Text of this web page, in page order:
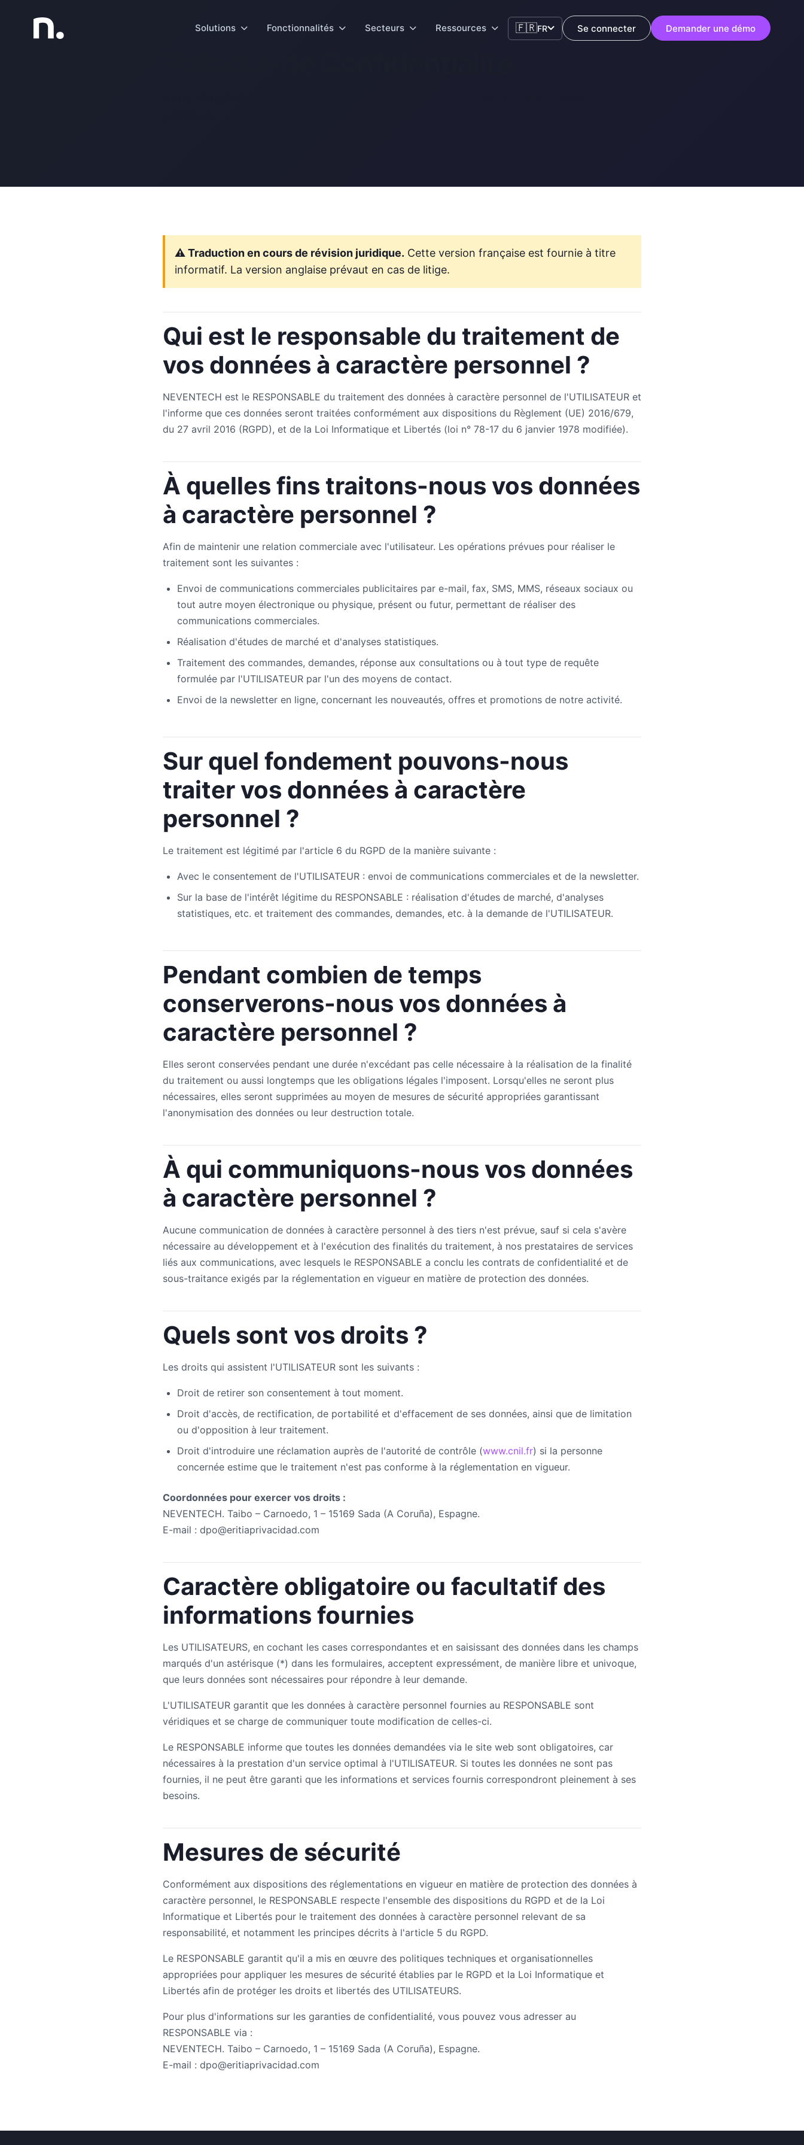
Solutions Fonctionnalités Secteurs Ressources 🇫🇷FR Se connecter Demander une démo
⚠️ Traduction en cours de révision juridique. Cette version française est fournie à titre
informatif. La version anglaise prévaut en cas de litige.
Qui est le responsable du traitement de
vos données à caractère personnel ?
NEVENTECH est le RESPONSABLE du traitement des données à caractère personnel de l'UTILISATEUR et
l'informe que ces données seront traitées conformément aux dispositions du Règlement (UE) 2016/679,
du 27 avril 2016 (RGPD), et de la Loi Informatique et Libertés (loi n° 78-17 du 6 janvier 1978 modifiée).
À quelles fins traitons-nous vos données
à caractère personnel ?
Afin de maintenir une relation commerciale avec l'utilisateur. Les opérations prévues pour réaliser le
traitement sont les suivantes :
Envoi de communications commerciales publicitaires par e-mail, fax, SMS, MMS, réseaux sociaux ou
tout autre moyen électronique ou physique, présent ou futur, permettant de réaliser des
communications commerciales.
Réalisation d'études de marché et d'analyses statistiques.
Traitement des commandes, demandes, réponse aux consultations ou à tout type de requête
formulée par l'UTILISATEUR par l'un des moyens de contact.
Envoi de la newsletter en ligne, concernant les nouveautés, offres et promotions de notre activité.
Sur quel fondement pouvons-nous
traiter vos données à caractère
personnel ?
Le traitement est légitimé par l'article 6 du RGPD de la manière suivante :
Avec le consentement de l'UTILISATEUR : envoi de communications commerciales et de la newsletter.
Sur la base de l'intérêt légitime du RESPONSABLE : réalisation d'études de marché, d'analyses
statistiques, etc. et traitement des commandes, demandes, etc. à la demande de l'UTILISATEUR.
Pendant combien de temps
conserverons-nous vos données à
caractère personnel ?
Elles seront conservées pendant une durée n'excédant pas celle nécessaire à la réalisation de la finalité
du traitement ou aussi longtemps que les obligations légales l'imposent. Lorsqu'elles ne seront plus
nécessaires, elles seront supprimées au moyen de mesures de sécurité appropriées garantissant
l'anonymisation des données ou leur destruction totale.
À qui communiquons-nous vos données
à caractère personnel ?
Aucune communication de données à caractère personnel à des tiers n'est prévue, sauf si cela s'avère
nécessaire au développement et à l'exécution des finalités du traitement, à nos prestataires de services
liés aux communications, avec lesquels le RESPONSABLE a conclu les contrats de confidentialité et de
sous-traitance exigés par la réglementation en vigueur en matière de protection des données.
Quels sont vos droits ?
Les droits qui assistent l'UTILISATEUR sont les suivants :
Droit de retirer son consentement à tout moment.
Droit d'accès, de rectification, de portabilité et d'effacement de ses données, ainsi que de limitation
ou d'opposition à leur traitement.
Droit d'introduire une réclamation auprès de l'autorité de contrôle (www.cnil.fr) si la personne
concernée estime que le traitement n'est pas conforme à la réglementation en vigueur.
Coordonnées pour exercer vos droits :
NEVENTECH. Taibo – Carnoedo, 1 – 15169 Sada (A Coruña), Espagne.
E-mail : dpo@eritiaprivacidad.com
Caractère obligatoire ou facultatif des
informations fournies
Les UTILISATEURS, en cochant les cases correspondantes et en saisissant des données dans les champs
marqués d'un astérisque (*) dans les formulaires, acceptent expressément, de manière libre et univoque,
que leurs données sont nécessaires pour répondre à leur demande.
L'UTILISATEUR garantit que les données à caractère personnel fournies au RESPONSABLE sont
véridiques et se charge de communiquer toute modification de celles-ci.
Le RESPONSABLE informe que toutes les données demandées via le site web sont obligatoires, car
nécessaires à la prestation d'un service optimal à l'UTILISATEUR. Si toutes les données ne sont pas
fournies, il ne peut être garanti que les informations et services fournis correspondront pleinement à ses
besoins.
Mesures de sécurité
Conformément aux dispositions des réglementations en vigueur en matière de protection des données à
caractère personnel, le RESPONSABLE respecte l'ensemble des dispositions du RGPD et de la Loi
Informatique et Libertés pour le traitement des données à caractère personnel relevant de sa
responsabilité, et notamment les principes décrits à l'article 5 du RGPD.
Le RESPONSABLE garantit qu'il a mis en œuvre des politiques techniques et organisationnelles
appropriées pour appliquer les mesures de sécurité établies par le RGPD et la Loi Informatique et
Libertés afin de protéger les droits et libertés des UTILISATEURS.
Pour plus d'informations sur les garanties de confidentialité, vous pouvez vous adresser au
RESPONSABLE via :
NEVENTECH. Taibo – Carnoedo, 1 – 15169 Sada (A Coruña), Espagne.
E-mail : dpo@eritiaprivacidad.com